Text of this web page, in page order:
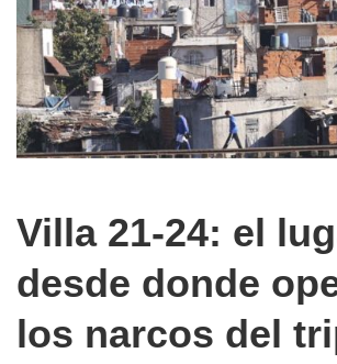
Villa 21-24: el
desde donde
los narcos del